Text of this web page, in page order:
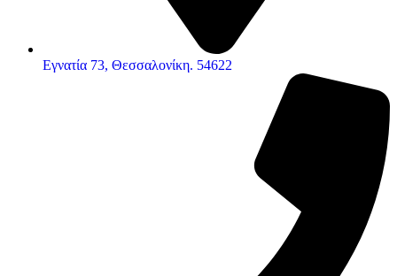
Εγνατία 73, Θεσσαλονίκη. 54622